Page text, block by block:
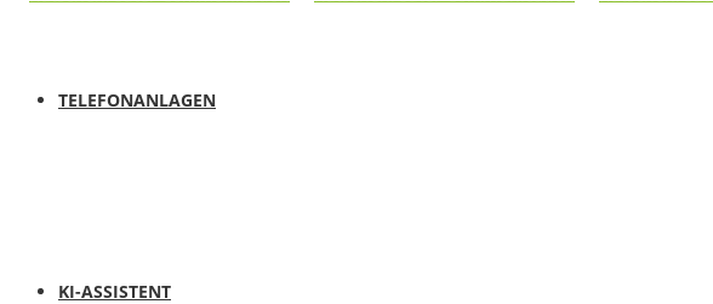
TELEFONANLAGEN
KI-ASSISTENT